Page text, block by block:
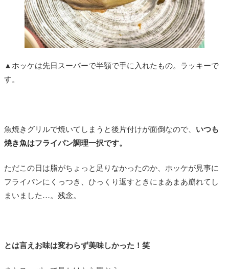
▲ホッケは先日スーパーで半額で手に入れたもの。ラッキーで
す。
魚焼きグリルで焼いてしまうと後片付けが面倒なので、 いつも
焼き魚はフライパン調理一択です。
ただこの日は脂がちょっと足りなかったのか、ホッケが見事に
フライパンにくっつき、ひっくり返すときにまあまあ崩れてし
まいました…。残念。
とは言えお味は変わらず美味しかった！笑